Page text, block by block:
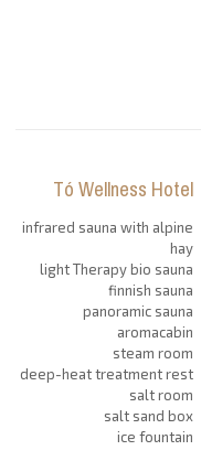
Tó Wellness Hotel
infrared sauna with alpine
hay
light Therapy bio sauna
finnish sauna
panoramic sauna
aromacabin
steam room
deep-heat treatment rest
salt room
salt sand box
ice fountain